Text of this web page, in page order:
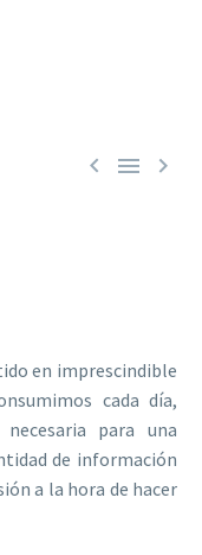
  
en imprescindible
cada día,
para una
de información
a la hora de hacer